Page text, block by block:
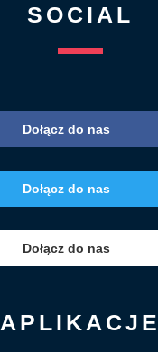
SOCIAL
Dołącz do nas
Dołącz do nas
Dołącz do nas
APLIKACJE